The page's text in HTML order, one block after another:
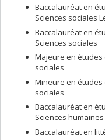
Baccalauréat en
Sciences sociales
Baccalauréat en
Sciences sociales
Majeure en études
sociales
Mineure en études
sociales
Baccalauréat en
Sciences humaines
Baccalauréat en